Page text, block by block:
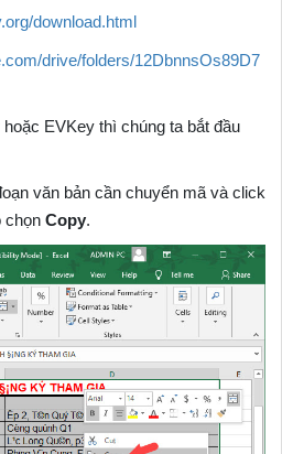
download.html
drive/folders/12DbnnsOs89D7
EVKey thì chúng ta bắt đầu
văn bản cần chuyển mã và click
chọnCopy.